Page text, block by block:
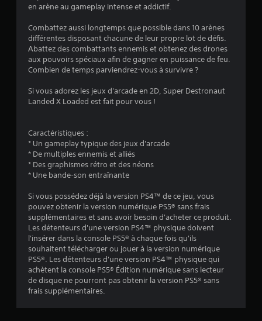
.
2
l
e
s
s
u
r
en arène au gameplay intense et addictif.
Combattez aussi longtemps que possible dans 10 arènes
différentes disposant chacune de leur propre lot de défis.
Abattez des combattants ennemis et obtenez des drones
aux pouvoirs spéciaux afin de gagner en puissance de feu.
Combien de temps parviendrez-vous à survivre ?
Si vous adorez les jeux d'arcade en 2D, Super Destronaut
Landed X Loaded est fait pour vous !
Caractéristiques :
* Un gameplay typique des jeux d'arcade
* De multiples ennemis et alliés
* Des graphismes rétro et des néons
* Une bande-son entraînante
Si vous possédez déjà la version PS4™ de ce jeu, vous
pouvez obtenir la version numérique PS5® sans frais
supplémentaires et sans avoir besoin d'acheter ce produit.
Les détenteurs d'une version PS4™ physique doivent
l'insérer dans la console PS5® à chaque fois qu'ils
souhaitent télécharger ou jouer à la version numérique
PS5®. Les détenteurs d'une version PS4™ physique qui
achètent la console PS5® Édition numérique sans lecteur
de disque ne pourront pas obtenir la version PS5® sans
frais supplémentaires.